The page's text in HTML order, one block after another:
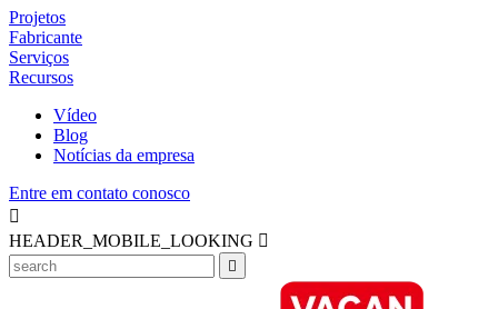
Projetos
Fabricante
Serviços
Recursos
Vídeo
Blog
Notícias da empresa
Entre em contato conosco

HEADER_MOBILE_LOOKING 
